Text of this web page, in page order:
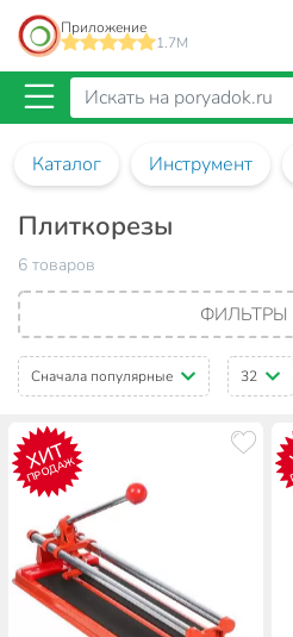
Приложение
1.7M
Каталог Инструмент
Плиткорезы
6 товаров
ФИЛЬТРЫ
Сначала популярные 32
ХИТ
ПРОДАЖ